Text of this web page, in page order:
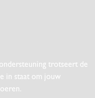
trotseert de
in staat om jouw